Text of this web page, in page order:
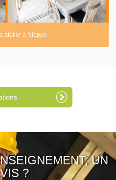
atelier à Nieppe
UN
?